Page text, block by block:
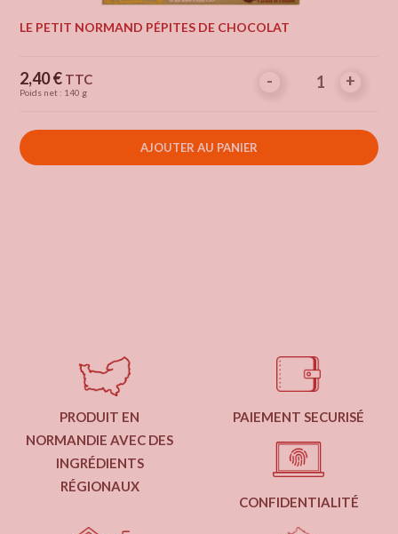
LE PETIT NORMAND PÉPITES DE CHOCOLAT
Prix
2,40 € TTC
Poids net : 140 g
- +
- +
AJOUTER AU PANIER
PRODUIT EN
NORMANDIE AVEC DES
INGRÉDIENTS
RÉGIONAUX
PAIEMENT SECURISÉ
CONFIDENTIALITÉ